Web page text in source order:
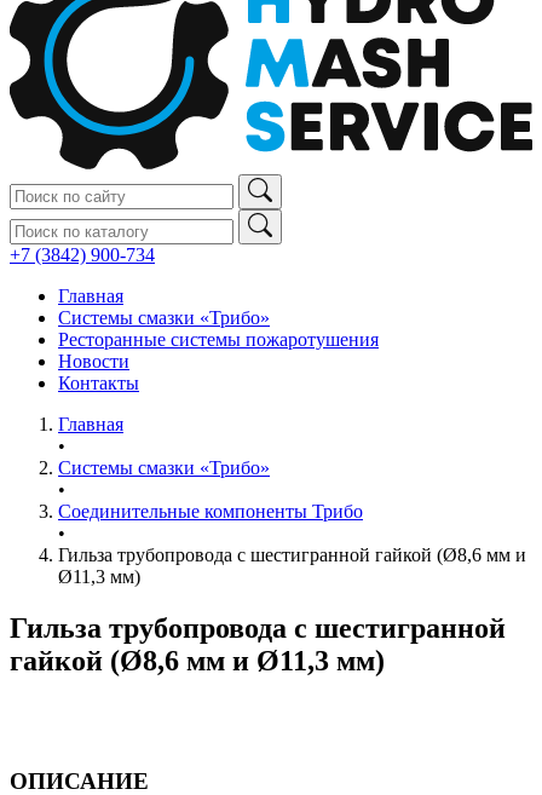
+7 (3842) 900‑734
Главная
Системы смазки «Трибо»
Ресторанные системы пожаротушения
Новости
Контакты
Главная
•
Системы смазки «Трибо»
•
Соединительные компоненты Трибо
•
Гильза трубопровода с шестигранной гайкой (Ø8,6 мм и
Ø11,3 мм)
Гильза трубопровода с шестигранной
гайкой (Ø8,6 мм и Ø11,3 мм)
ОПИСАНИЕ